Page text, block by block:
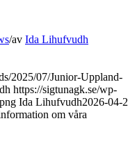
/av Ida Lihufvudh
2025/07/Junior-Uppland-
https://sigtunagk.se/wp-
Ida Lihufvudh2026-04-
om våra